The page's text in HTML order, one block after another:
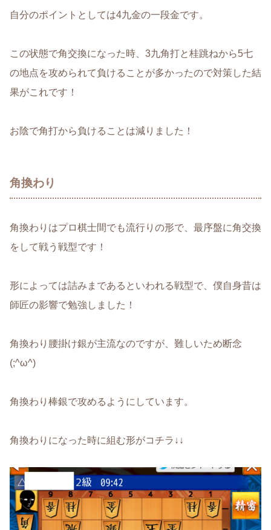
自分のポイントとしては4九金の一段金です。
この状態で角交換になった時、3九角打と桂跳ねから5七
の地点を攻められて負けることが多かったので対策した結
果がこれです！
お陰で角打から負けることは減りました！
角換わり
角換わりはプロ棋士間でも流行りの形で、最序盤に角交換
をして戦う戦型です！
形によっては詰みまであるといわれる戦型で、僕自身昔は
師匠の影響で勉強しました！
角換わり腰掛け銀が主流なのですが、難しいため断念
(;^ω^)
角換わり棒銀で攻めるようにしています。
角換わりになった時に組む形がコチラ↓↓